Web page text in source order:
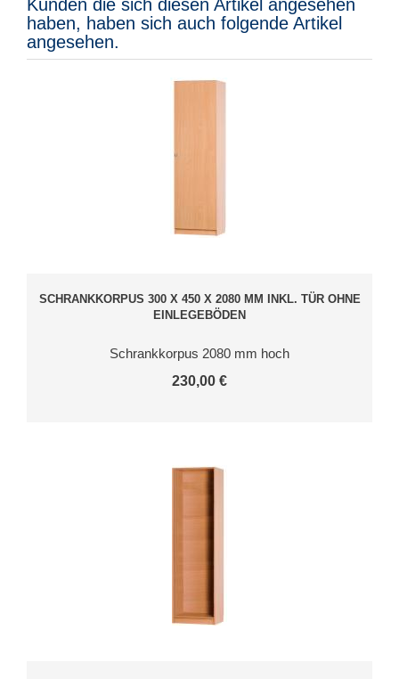
Kunden die sich diesen Artikel angesehen
haben, haben sich auch folgende Artikel
angesehen.
SCHRANKKORPUS 300 X 450 X 2080 MM INKL. TÜR OHNE
EINLEGEBÖDEN
Schrankkorpus 2080 mm hoch
230,00 €